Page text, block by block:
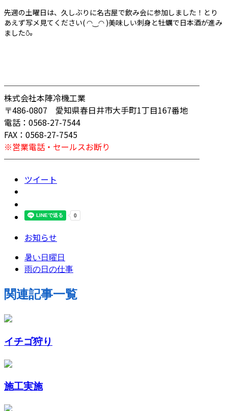
先週の土曜日は、久しぶりに名古屋で飲み会に参加しました！とり
あえず写メ見てください( ◠‿◠ )美味しい刺身と牡蠣で日本酒が進み
ました🍶
────────────────────────
株式会社本陣冷機工業
〒486-0807 愛知県春日井市大手町1丁目167番地
電話：0568-27-7544
FAX：0568-27-7545
※営業電話・セールスお断り
────────────────────────
ツイート
お知らせ
暑い日曜日
雨の日の仕事
関連記事一覧
イチゴ狩り
施工実施